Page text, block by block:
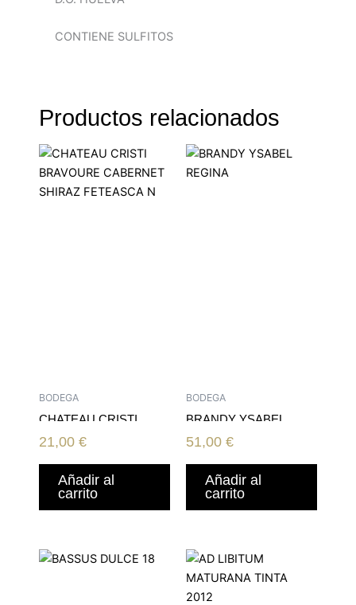
CONTIENE SULFITOS
Productos relacionados
BODEGA
CHATEAU CRISTI
BRAVOURE
FETEASCA N
21,00€
Añadir al
carrito
BODEGA
BRANDY YSABEL
REGINA
51,00 €
Añadir al
carrito